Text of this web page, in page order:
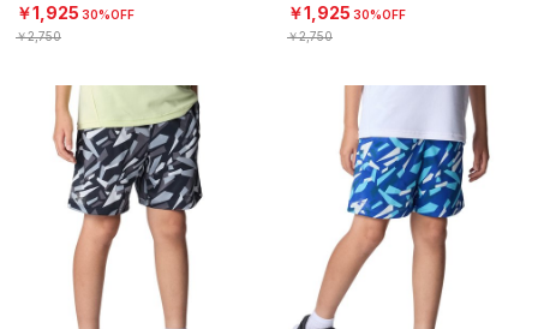
￥1,925 30%OFF
￥2,750
￥1,925 30%OFF
￥2,750